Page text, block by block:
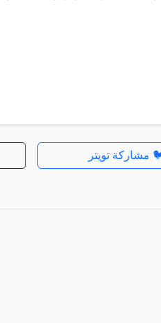
مشاركة تويتر